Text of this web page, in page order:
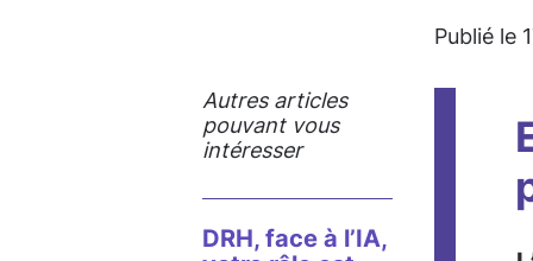
Publié le
Autres articles
pouvant vous
intéresser
DRH, face à l’IA,